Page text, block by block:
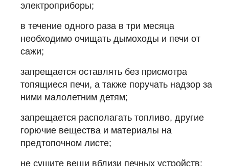
электроприборы;
в течение одного раза в три месяца
необходимо очищать дымоходы и печи от
сажи;
запрещается оставлять без присмотра
топящиеся печи, а также поручать надзор за
ними малолетним детям;
запрещается располагать топливо, другие
горючие вещества и материалы на
предтопочном листе;
не сушите вещи вблизи печных устройств;